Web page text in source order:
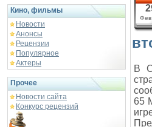
Кино, фильмы
Новости
Анонсы
Рецензии
Популярное
Актеры
Прочее
Новости сайта
Конкурс рецензий
Фев
В
65